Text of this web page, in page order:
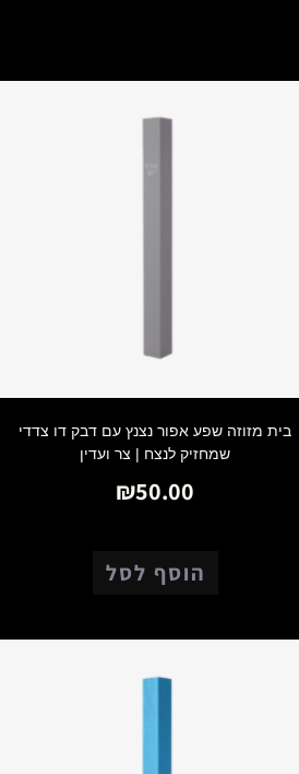
בית מזוזה שפע אפור נצנץ עם דבק דו צדדי
שמחזיק לנצח | צר ועדין
₪50.00
הוסף לסל